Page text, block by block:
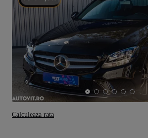
Calculeaza rata